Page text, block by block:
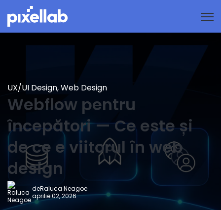
UX/UI Design,Web Design
Webflow pentru
începători — Ce este și
de ce e viitorul în web
design
deRaluca Neagoe
aprilie 02, 2026